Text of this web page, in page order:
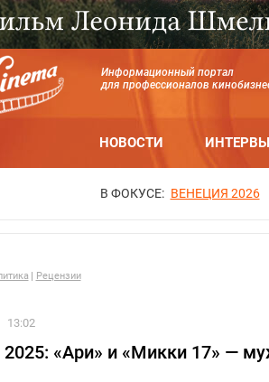
Информационный портал
для профессионалов
НОВОСТИ
В ФОКУСЕ: ВЕНЕЦИЯ 2026
Рецензии
13:02
2025: «Ари» и «Микки 17» —